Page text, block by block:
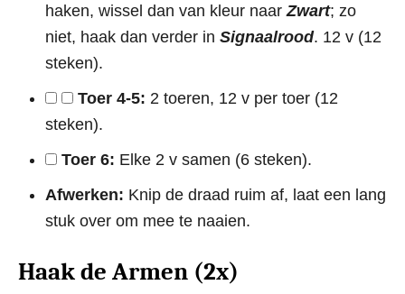
haken, wissel dan van kleur naarZwart; zo
niet, haak dan verder in Signaalrood. 12 v (12
steken).
Toer 4-5: 2 toeren, 12 v per toer (12
steken).
Toer 6: Elke 2 v samen (6 steken).
Afwerken: Knip de draad ruim af, laat een lang
stuk over om mee te naaien.
Haak de Armen (2x)